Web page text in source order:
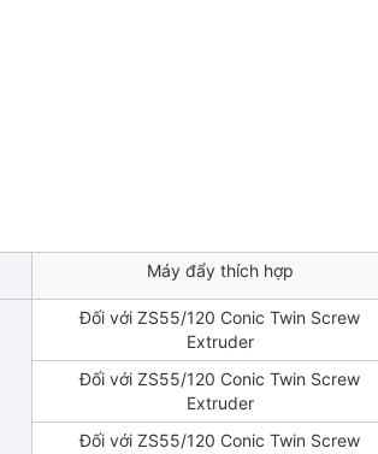
Máy đẩy thích hợp
Đối với ZS55/120 Conic Twin Screw
Extruder
Đối với ZS55/120 Conic Twin Screw
Extruder
Đối với ZS55/120 Conic Twin Screw